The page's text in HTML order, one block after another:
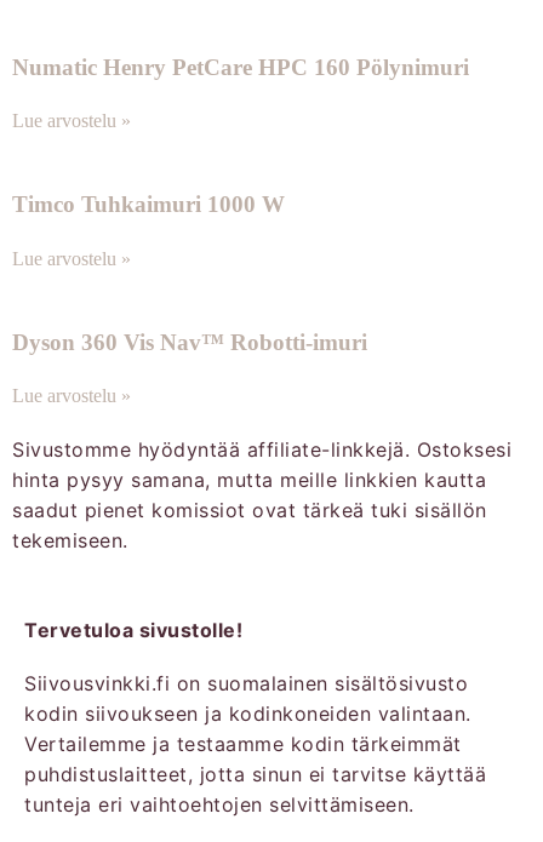
Numatic Henry PetCare HPC 160 Pölynimuri
Lue arvostelu »
Timco Tuhkaimuri 1000 W
Lue arvostelu »
Dyson 360 Vis Nav™ Robotti-imuri
Lue arvostelu »
Sivustomme hyödyntää affiliate-linkkejä. Ostoksesi
hinta pysyy samana, mutta meille linkkien kautta
saadut pienet komissiot ovat tärkeä tuki sisällön
tekemiseen.
Tervetuloa sivustolle!
Siivousvinkki.fi on suomalainen sisältösivusto
kodin siivoukseen ja kodinkoneiden valintaan.
Vertailemme ja testaamme kodin tärkeimmät
puhdistuslaitteet, jotta sinun ei tarvitse käyttää
tunteja eri vaihtoehtojen selvittämiseen.